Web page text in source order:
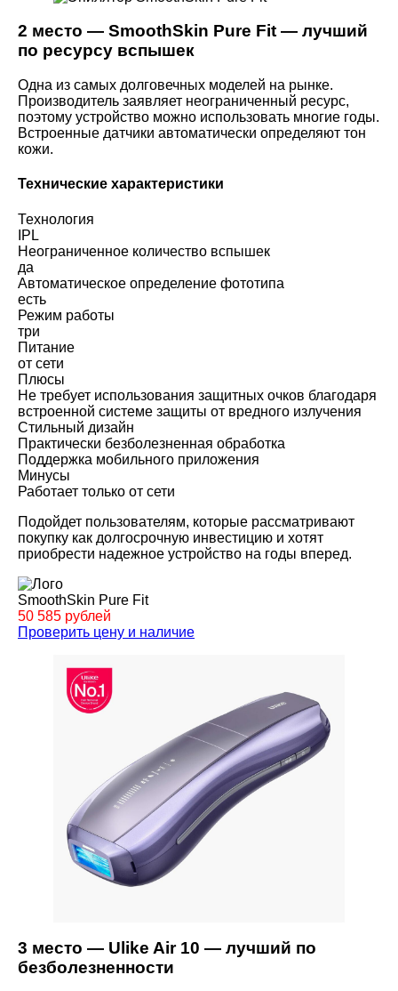
2 место — SmoothSkin Pure Fit — лучший
по ресурсу вспышек
Одна из самых долговечных моделей на рынке.
Производитель заявляет неограниченный ресурс,
поэтому устройство можно использовать многие годы.
Встроенные датчики автоматически определяют тон
кожи.
Технические характеристики
Технология
IPL
Неограниченное количество вспышек
да
Автоматическое определение фототипа
есть
Режим работы
три
Питание
от сети
Плюсы
Не требует использования защитных очков благодаря
встроенной системе защиты от вредного излучения
Стильный дизайн
Практически безболезненная обработка
Поддержка мобильного приложения
Минусы
Работает только от сети
Подойдет пользователям, которые рассматривают
покупку как долгосрочную инвестицию и хотят
приобрести надежное устройство на годы вперед.
SmoothSkin Pure Fit
50 585 рублей
Проверить цену и наличие
3 место — Ulike Air 10 — лучший по
безболезненности